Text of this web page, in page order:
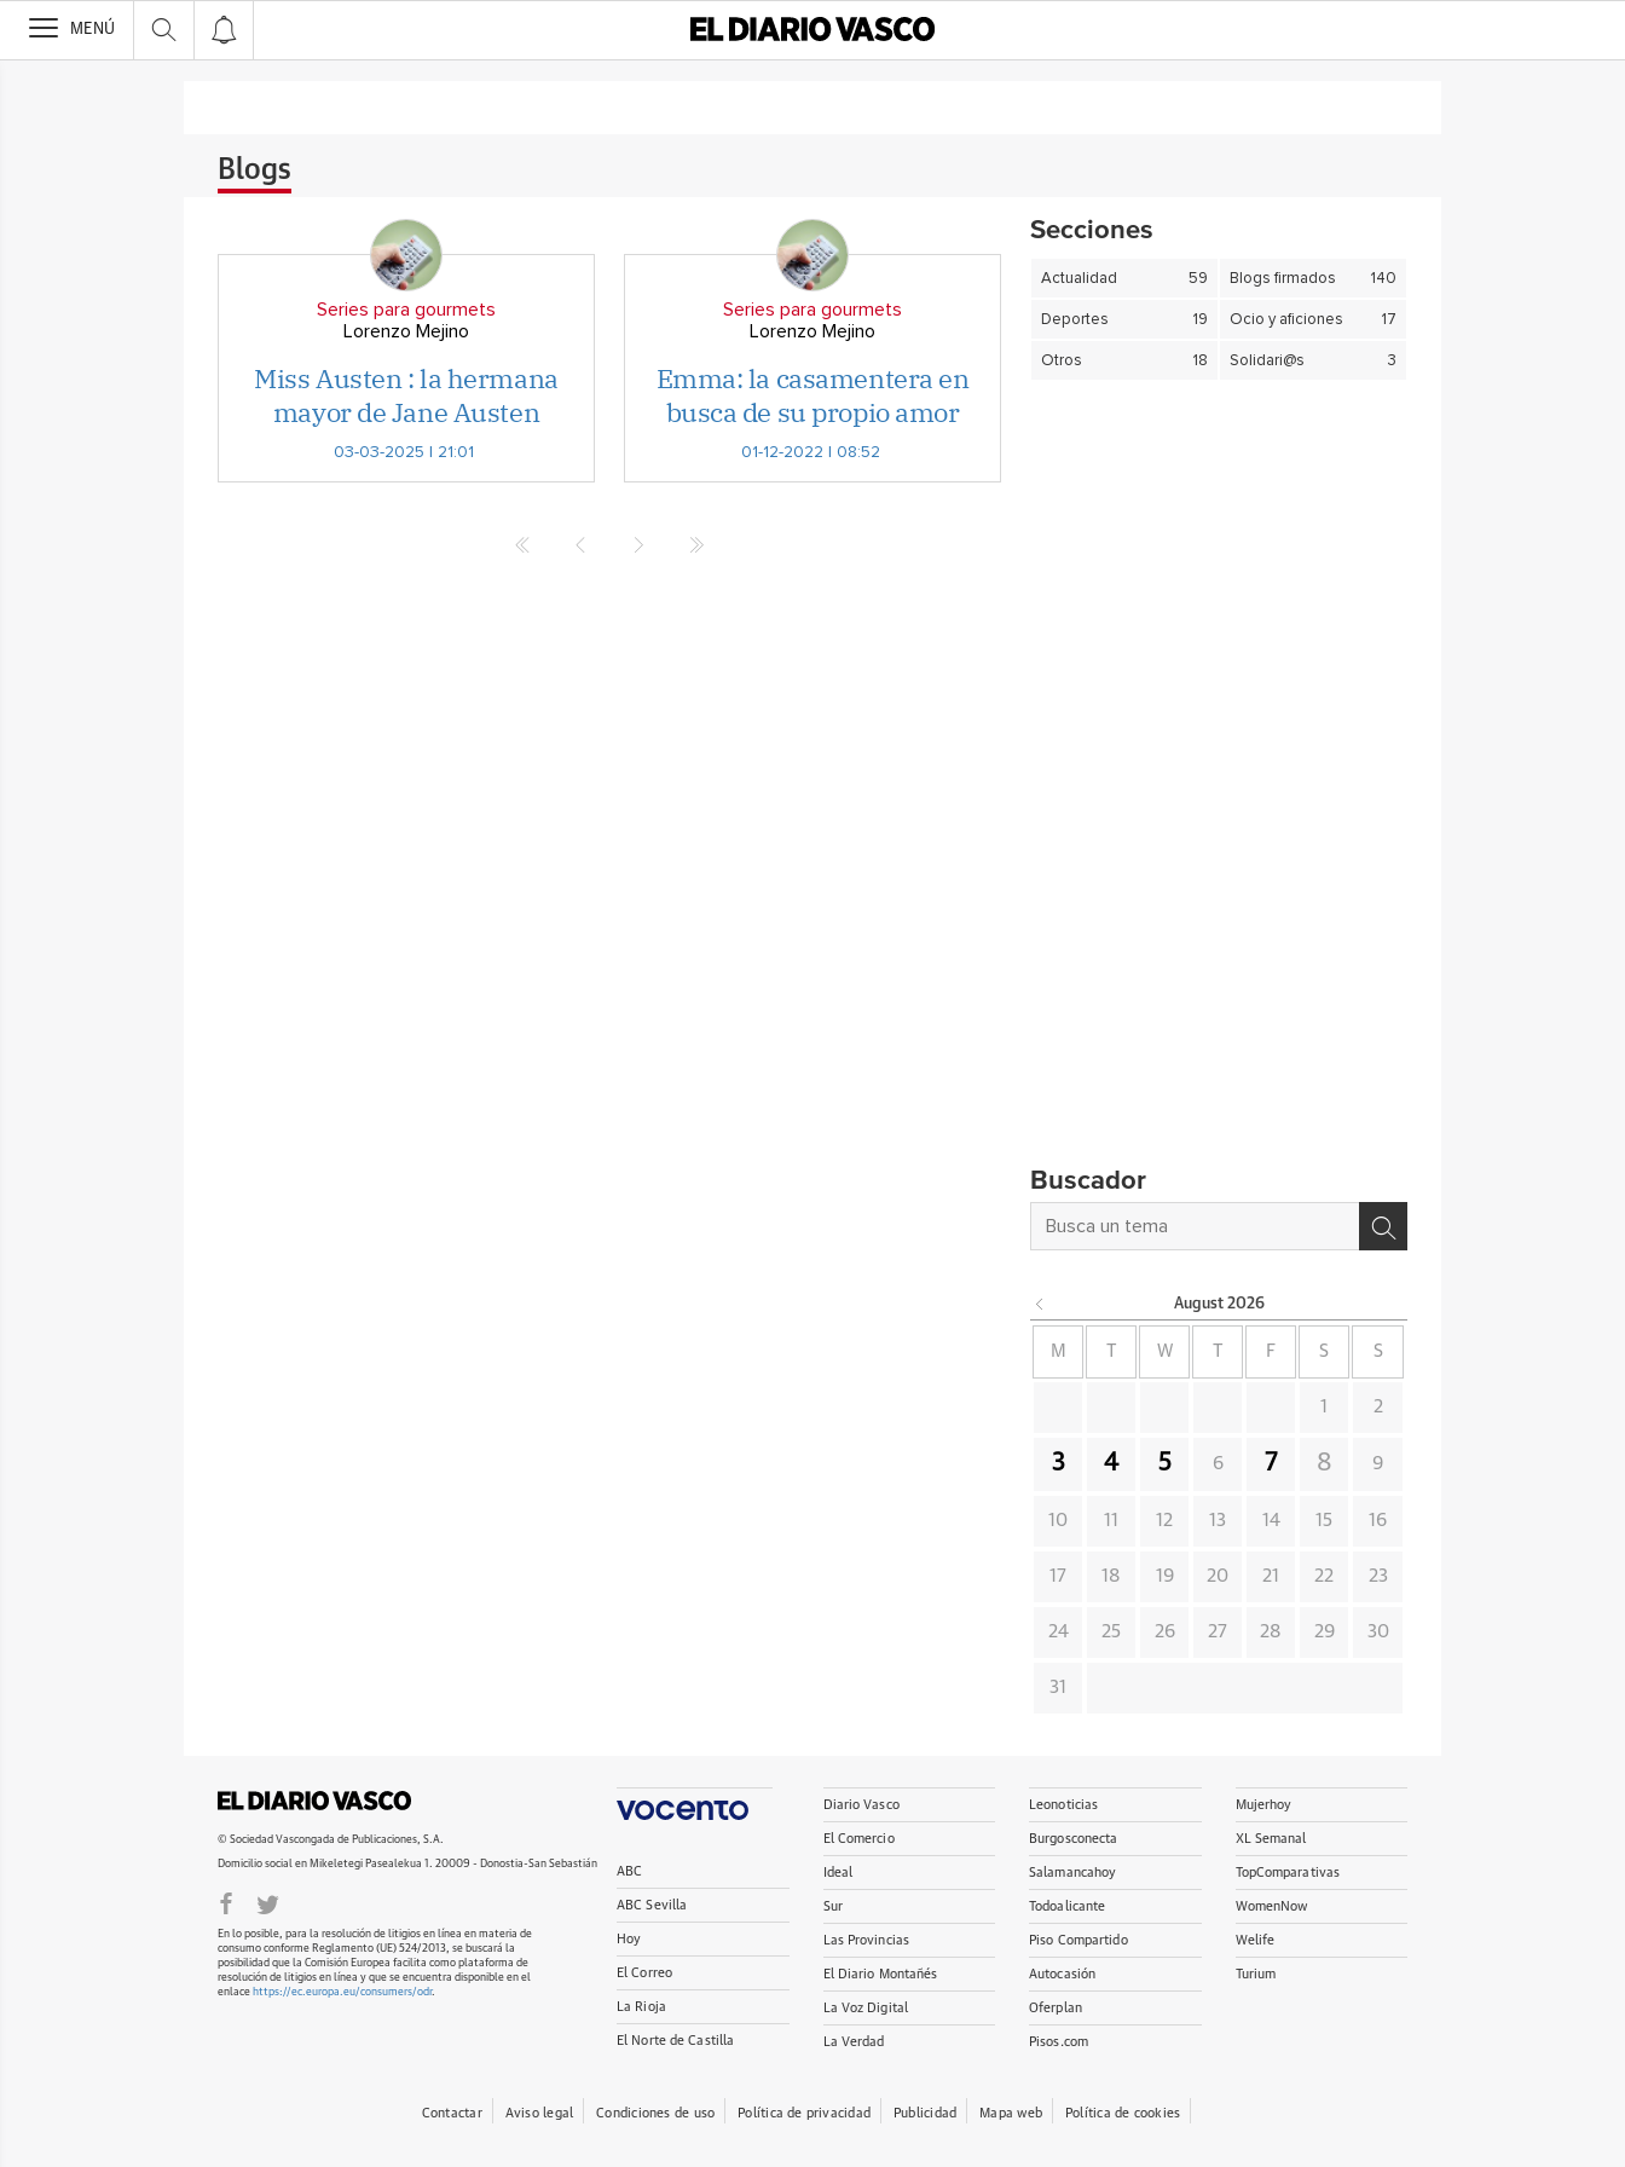
>
MENÚ
Blogs
Series para gourmets
Lorenzo Mejino
Miss Austen : la hermana
mayor de Jane Austen
03-03-2025 | 21:01
Series para gourmets
Lorenzo Mejino
Emma: la casamentera en
busca de su propio amor
01-12-2022 | 08:52
Secciones
Actualidad 59 Blogs firmados 140
Deportes 19 Ocio y aficiones 17
Otros 18 Solidari@s 3
Buscador
August 2026
M W F S S
1 2
3 4 5 6 7 8 9
10 11 12 13 14 15 16
17 18 19 20 21 22 23
24 25 26 27 28 29 30
31
© Sociedad Vascongada de Publicaciones, S.A.
Domicilio social en Mikeletegi Pasealekua 1. 20009 - Donostia-San Sebastián
En lo posible, para la resolución de litigios en línea en materia de
consumo conforme Reglamento (UE) 524/2013, se buscará la
posibilidad que la Comisión Europea facilita como plataforma de
resolución de litigios en línea y que se encuentra disponible en el
enlace https://ec.europa.eu/consumers/odr.
ABC
ABC Sevilla
Hoy
El Correo
La Rioja
El Norte de Castilla
Diario Vasco
El Comercio
Ideal
Sur
Las Provincias
El Diario Montañés
La Voz Digital
La Verdad
Leonoticias
Burgosconecta
Salamancahoy
Todoalicante
Piso Compartido
Autocasión
Oferplan
Pisos.com
Mujerhoy
XL Semanal
TopComparativas
WomenNow
Welife
Turium
Contactar Aviso legal Condiciones de uso Política de privacidad Publicidad Mapa web Política de cookies